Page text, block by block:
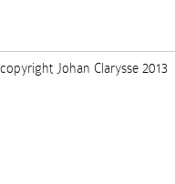
copyright Johan Clarysse 2013